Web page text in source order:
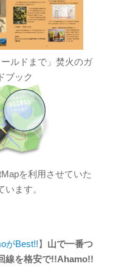
ールドまで」焚火のガ
ブック
を利用させていた
います。
がBest!!】 山で一番つ
線を格安で!!Ahamo!!